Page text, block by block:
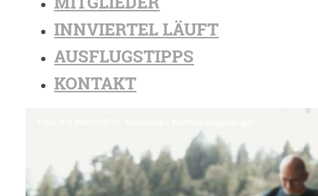
INNVIERTEL LÄUFT
AUSFLUGSTIPPS
KONTAKT